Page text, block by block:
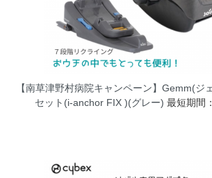
【南草津野村病院キャンペーン】Gemm(ジ
セット(i-anchor FIX )(グレー) 最短期間